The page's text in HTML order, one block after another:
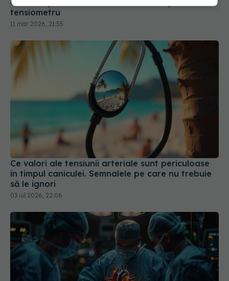
este mai periculoasă decât cifrele de pe
tensiometru
11 mar 2026, 21:55
Ce valori ale tensiunii arteriale sunt periculoase
în timpul caniculei. Semnalele pe care nu trebuie
să le ignori
03 iul 2026, 22:06